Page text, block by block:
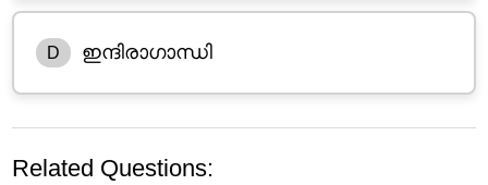
D ഇന്ദിരാഗാന്ധി
Related Questions: